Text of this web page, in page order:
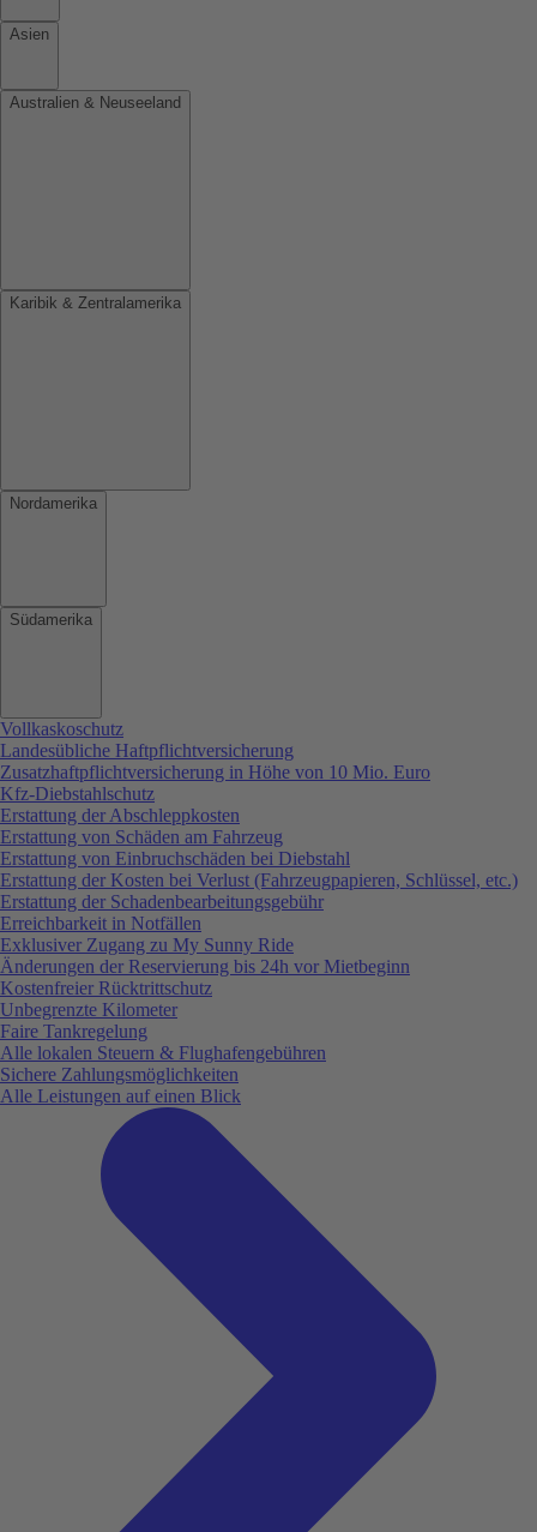
Asien
Australien & Neuseeland
Karibik & Zentralamerika
Nordamerika
Südamerika
Vollkaskoschutz
Landesübliche Haftpflichtversicherung
Zusatzhaftpflichtversicherung in Höhe von 10 Mio. Euro
Kfz-Diebstahlschutz
Erstattung der Abschleppkosten
Erstattung von Schäden am Fahrzeug
Erstattung von Einbruchschäden bei Diebstahl
Erstattung der Kosten bei Verlust (Fahrzeugpapieren, Schlüssel, etc.)
Erstattung der Schadenbearbeitungsgebühr
Erreichbarkeit in Notfällen
Exklusiver Zugang zu My Sunny Ride
Änderungen der Reservierung bis 24h vor Mietbeginn
Kostenfreier Rücktrittschutz
Unbegrenzte Kilometer
Faire Tankregelung
Alle lokalen Steuern & Flughafengebühren
Sichere Zahlungsmöglichkeiten
Alle Leistungen auf einen Blick